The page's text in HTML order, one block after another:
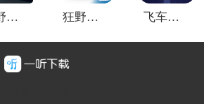
狂野驾驶模拟 狂野飙车极速版2内置菜单版 飞车大师3d